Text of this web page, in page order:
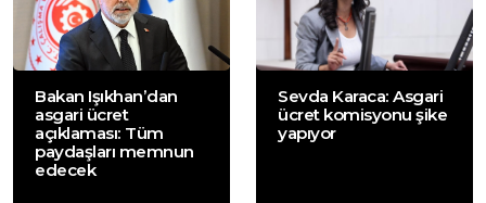
Bakan Işıkhan’dan
asgari ücret
açıklaması: Tüm
paydaşları memnun
edecek
Sevda Karaca: Asgari
ücret komisyonu şike
yapıyor